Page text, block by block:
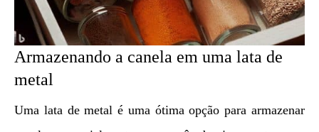
Armazenando a canela em uma lata de
metal
Uma lata de metal é uma ótima opção para armazenar